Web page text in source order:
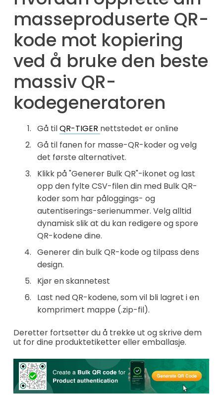
masseproduserte QR-
kode mot kopiering
ved å bruke den beste
massiv QR-
kodegeneratoren
Gå tilQR-TIGER nettstedet er online
Gå til fanen for masse-QR-koder og velg
det første alternativet.
Klikk på "Generer Bulk QR"-ikonet og last
opp den fylte CSV-filen din med Bulk QR-
koder som har påloggings- og
autentiserings-serienummer. Velg alltid
dynamisk slik at du kan redigere og spore
QR-kodene dine.
Generer din bulk QR-kode og tilpass dens
design.
Kjør en skannetest
Last ned QR-kodene, som vil bli lagret i en
komprimert mappe (.zip-fil).
Deretter fortsetter du å trekke ut og skrive dem
ut for dine produktetiketter eller emballasje.